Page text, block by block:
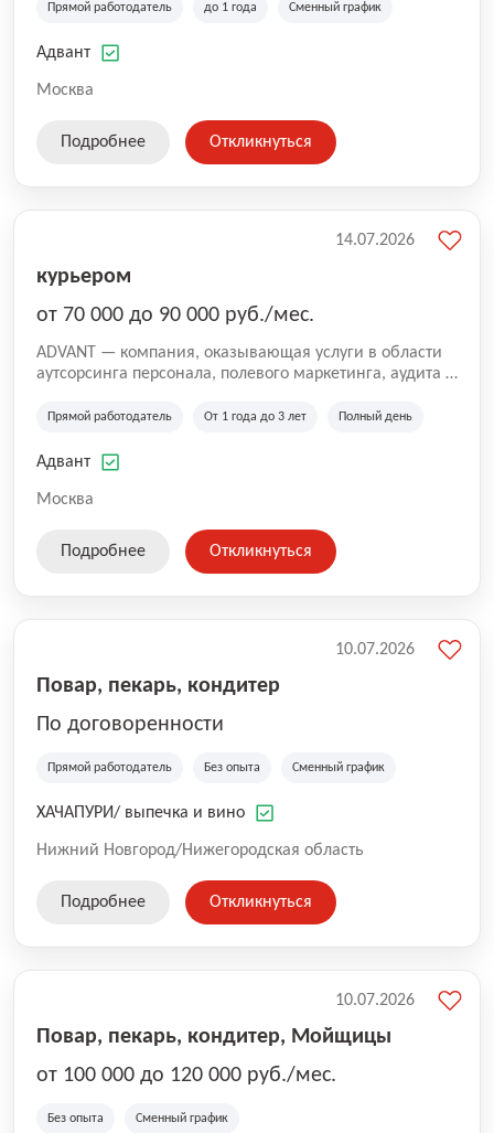
зарегистрирована в Санкт-Петербурге и
лиц и коммерческих организаций.
Прямой работодатель до 1 года Сменный график
Адвант
Москва
Подробнее Откликнуться
курьером
от 70 000 до 90 000 руб./мес.
ADVANT — компания, оказывающая услуги в области
аутсорсинга персонала, полевого маркетинга, аудита и
региональных клиентов. Мы работаем на рынке с
Казахстана и Беларуси, сотрудничая с компаниями из
Прямой работодатель От 1 года до 3 лет Полный день
Адвант
Москва
14.07.2026
Подробнее Откликнуться
Повар, пекарь, кондитер
По договоренности
Прямой работодатель Без опыта Сменный график
ХАЧАПУРИ/ выпечка и вино
Нижний Новгород/Нижегородская область
10.07.2026
Подробнее Откликнуться
Повар, пекарь, кондитер, Мойщицы
от 100 000 до 120 000 руб./мес.
Без опыта Сменный график
10.07.2026